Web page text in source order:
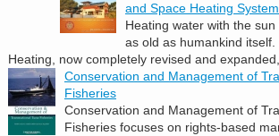
and Space Heating
Heating water with the
as old as humankind itself.
Heating, now completely revised and
Conservation and Management of
Fisheries
Conservation and Management of
Fisheries focuses on rights-based